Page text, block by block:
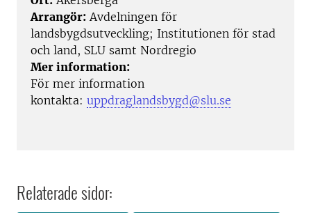
Arrangör: Avdelningen för
landsbygdsutveckling; Institutionen för stad
och land, SLU samt Nordregio
Mer information:
För mer information
kontakta: uppdraglandsbygd@slu.se
Relaterade sidor: